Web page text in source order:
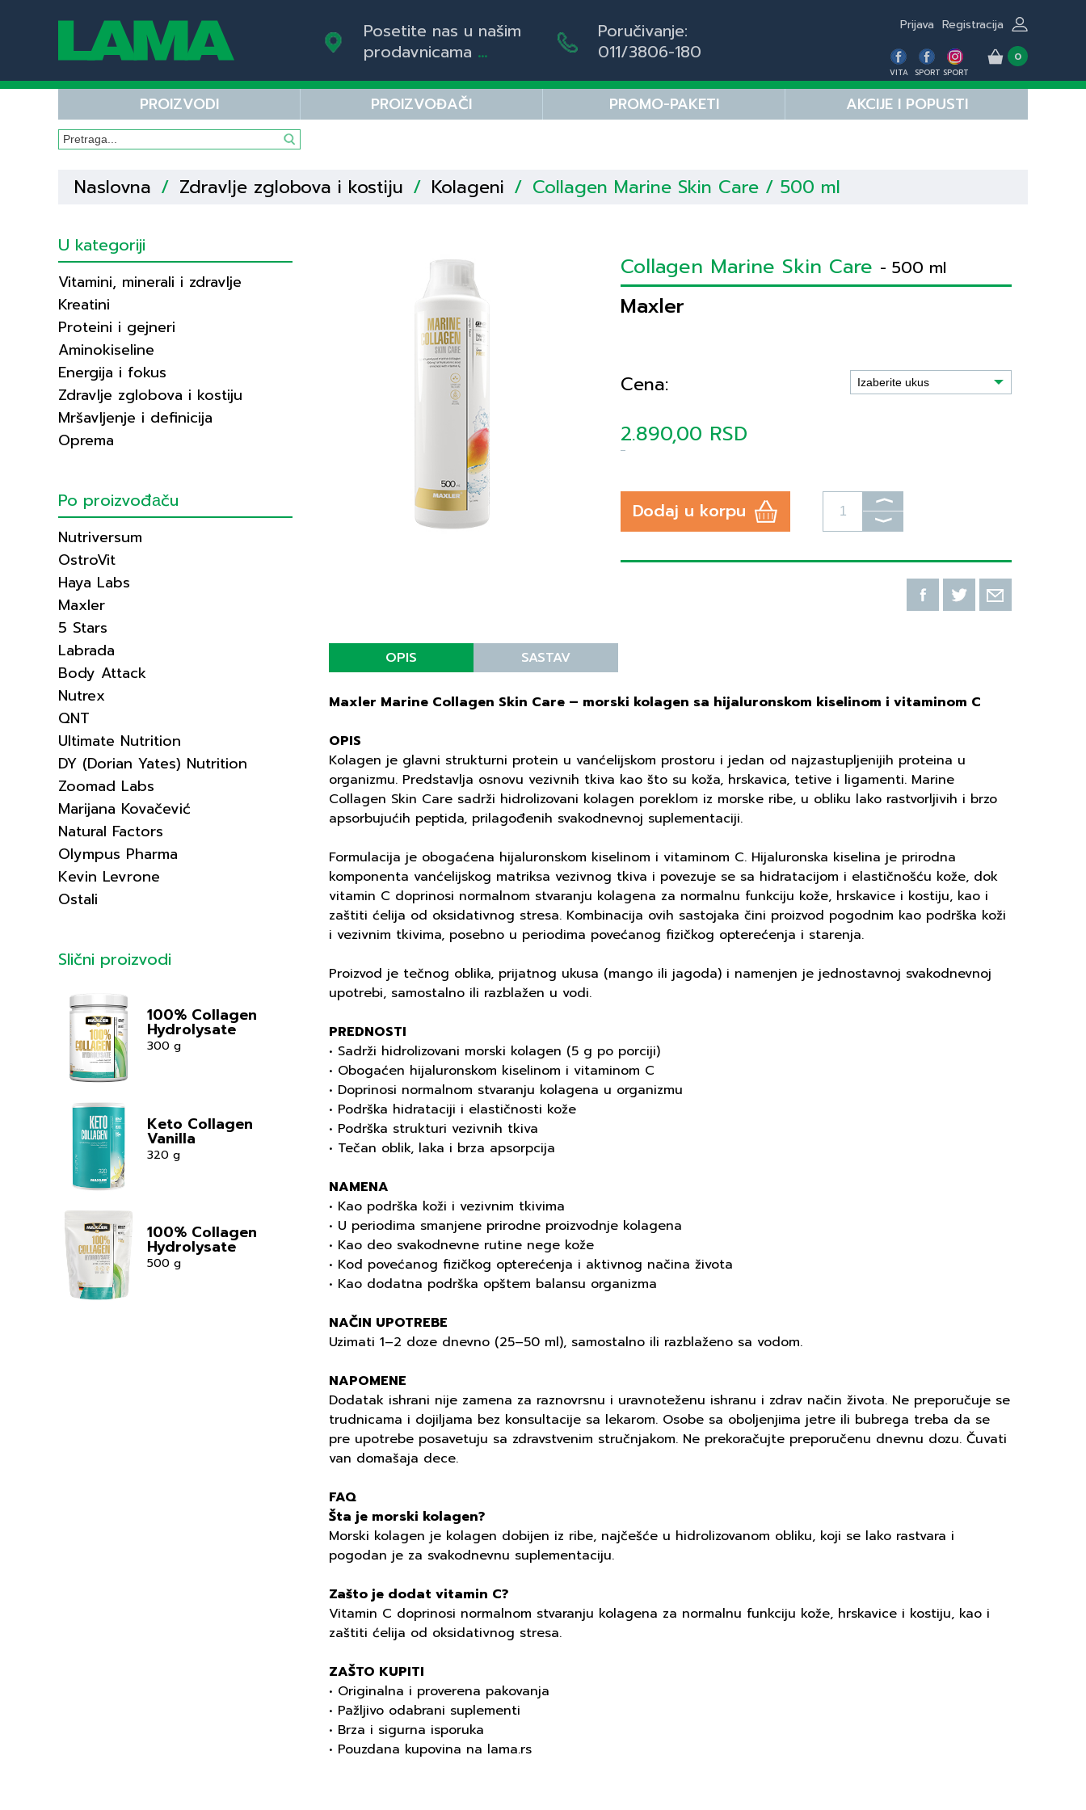
Posetite nas u našim
prodavnicama ...
Poručivanje:
011/3806-180
Registracija
Prijava
VITA SPORT SPORT
0
PROIZVODI PROIZVOĐAČI PROMO-PAKETI AKCIJE I POPUSTI
Naslovna / Zdravlje zglobova i kostiju / Kolageni / Collagen Marine Skin Care / 500 ml
U kategoriji
Vitamini, minerali i zdravlje
Kreatini
Proteini i gejneri
Aminokiseline
Energija i fokus
Zdravlje zglobova i kostiju
Mršavljenje i definicija
Oprema
Po proizvođаču
Nutriversum
OstroVit
Haya Labs
Maxler
5 Stars
Labrada
Body Attack
Nutrex
QNT
Ultimate Nutrition
DY (Dorian Yates) Nutrition
Zoomad Labs
Marijana Kovačević
Natural Factors
Olympus Pharma
Kevin Levrone
Ostali
Slični proizvodi
100% Collagen
Hydrolysate
300 g
Keto Collagen
Vanilla
320 g
100% Collagen
Hydrolysate
500 g
Collagen Marine Skin Care - 500 ml
Maxler
Cena:
2.890,00 RSD
Dodaj u korpu ⟩
⟩
OPIS SASTAV
Maxler Marine Collagen Skin Care – morski kolagen sa hijaluronskom kiselinom i vitaminom C
OPIS
Kolagen je glavni strukturni protein u vanćelijskom prostoru i jedan od najzastupljenijih proteina u
organizmu. Predstavlja osnovu vezivnih tkiva kao što su koža, hrskavica, tetive i ligamenti. Marine
Collagen Skin Care sadrži hidrolizovani kolagen poreklom iz morske ribe, u obliku lako rastvorljivih i brzo
apsorbujućih peptida, prilagođenih svakodnevnoj suplementaciji.
Formulacija je obogaćena hijaluronskom kiselinom i vitaminom C. Hijaluronska kiselina je prirodna
komponenta vanćelijskog matriksa vezivnog tkiva i povezuje se sa hidratacijom i elastičnošću kože, dok
vitamin C doprinosi normalnom stvaranju kolagena za normalnu funkciju kože, hrskavice i kostiju, kao i
zaštiti ćelija od oksidativnog stresa. Kombinacija ovih sastojaka čini proizvod pogodnim kao podrška koži
i vezivnim tkivima, posebno u periodima povećanog fizičkog opterećenja i starenja.
Proizvod je tečnog oblika, prijatnog ukusa (mango ili jagoda) i namenjen je jednostavnoj svakodnevnoj
upotrebi, samostalno ili razblažen u vodi.
PREDNOSTI
• Sadrži hidrolizovani morski kolagen (5 g po porciji)
• Obogaćen hijaluronskom kiselinom i vitaminom C
• Doprinosi normalnom stvaranju kolagena u organizmu
• Podrška hidrataciji i elastičnosti kože
• Podrška strukturi vezivnih tkiva
• Tečan oblik, laka i brza apsorpcija
NAMENA
• Kao podrška koži i vezivnim tkivima
• U periodima smanjene prirodne proizvodnje kolagena
• Kao deo svakodnevne rutine nege kože
• Kod povećanog fizičkog opterećenja i aktivnog načina života
• Kao dodatna podrška opštem balansu organizma
NAČIN UPOTREBE
Uzimati 1–2 doze dnevno (25–50 ml), samostalno ili razblaženo sa vodom.
NAPOMENE
Dodatak ishrani nije zamena za raznovrsnu i uravnoteženu ishranu i zdrav način života. Ne preporučuje se
trudnicama i dojiljama bez konsultacije sa lekarom. Osobe sa oboljenjima jetre ili bubrega treba da se
pre upotrebe posavetuju sa zdravstvenim stručnjakom. Ne prekoračujte preporučenu dnevnu dozu. Čuvati
van domašaja dece.
FAQ
Šta je morski kolagen?
Morski kolagen je kolagen dobijen iz ribe, najčešće u hidrolizovanom obliku, koji se lako rastvara i
pogodan je za svakodnevnu suplementaciju.
Zašto je dodat vitamin C?
Vitamin C doprinosi normalnom stvaranju kolagena za normalnu funkciju kože, hrskavice i kostiju, kao i
zaštiti ćelija od oksidativnog stresa.
ZAŠTO KUPITI
• Originalna i proverena pakovanja
• Pažljivo odabrani suplementi
• Brza i sigurna isporuka
• Pouzdana kupovina na lama.rs